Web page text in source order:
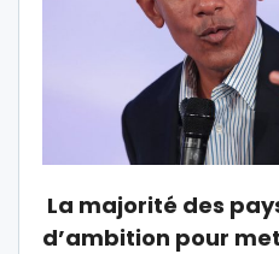
La majorité des
d’ambition pour